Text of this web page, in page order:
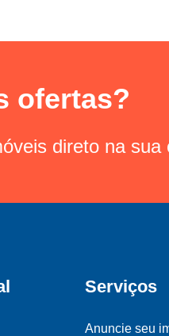
ofertas?
direto na sua
Serviços
Anuncie seu